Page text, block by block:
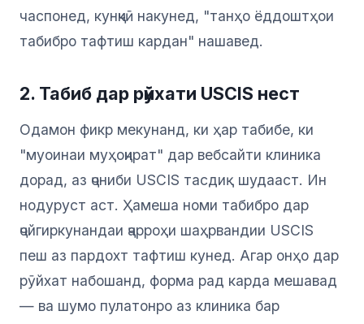
часпонед, кунҷкӣ накунед, "танҳо ёддоштҳои
табибро тафтиш кардан" нашавед.
2. Табиб дар рӯйхати USCIS нест
Одамон фикр мекунанд, ки ҳар табибе, ки
"муоинаи муҳоҷират" дар вебсайти клиника
дорад, аз ҷониби USCIS тасдиқ шудааст. Ин
нодуруст аст. Ҳамеша номи табибро дар
ҷойгиркунандаи ҷарроҳи шаҳрвандии USCIS
пеш аз пардохт тафтиш кунед. Агар онҳо дар
рӯйхат набошанд, форма рад карда мешавад
— ва шумо пулатонро аз клиника бар